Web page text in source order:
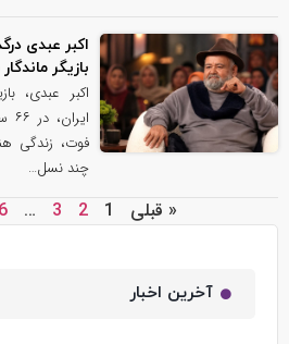
اکبر عبدی
بازیگر
اکبر عبدی،
فوت، زندگی
چند نسل…
« قبلی 1
2
3
…
آخرین اخبار